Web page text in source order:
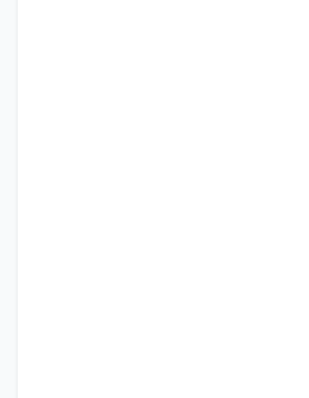
شهری مطمئن هستید؟
آب لوله‌کشی شهری خود شک
پیشرفته‌ای که دارد،
موقت شکسته و اکسیژن و
این فرایند کمک می‌کند تا